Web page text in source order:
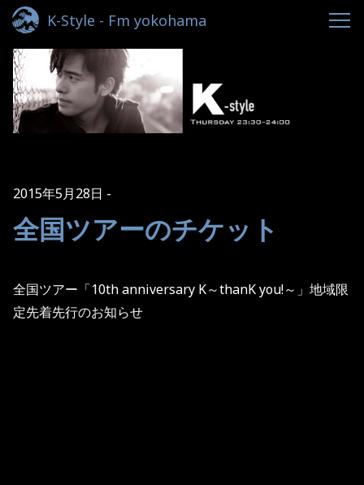
K-Style - Fm yokohama
2015年5月28日
全国ツアーのチケット
全国ツアー「10th anniversary K～thanK you!～」地域限
定先着先行のお知らせ